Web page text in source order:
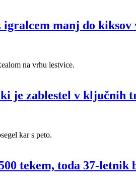
manj do
na vrhu lestvice.
je zablestel v ključnih
kar s peto.
tekem, toda 37-letnik